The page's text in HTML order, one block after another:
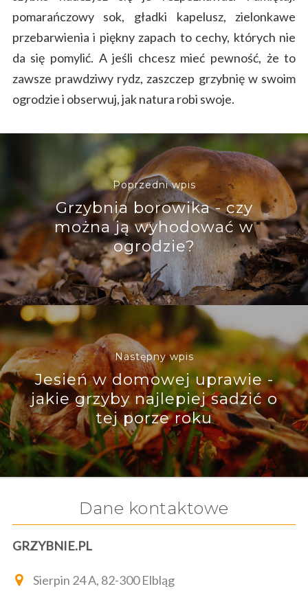
pomarańczowy sok, gładki kapelusz, zielonkawe
przebarwienia i piękny zapach to cechy, których nie
da się pomylić. A jeśli chcesz mieć pewność, że to
zawsze prawdziwy rydz, zaszczep grzybnię w swoim
ogrodzie i obserwuj, jak natura robi swoje.
Poprzedni wpis
Grzybnia borowika - czy
można ją wyhodować w
ogrodzie?
Następny wpis
Jesień w domowej uprawie -
jakie grzyby najlepiej sadzić o
tej porze roku
Dane kontaktowe
GRZYBNIE.PL
Sierpin 24 A, 82-300 Elbląg